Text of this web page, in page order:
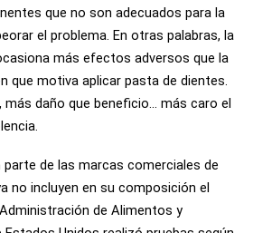
que no son adecuados para la
el problema. En otras palabras, la
más efectos adversos que la
que motiva aplicar pasta de dientes.
más daño que beneficio… más caro el
parte de las marcas comerciales de
no incluyen en su composición el
de Alimentos y